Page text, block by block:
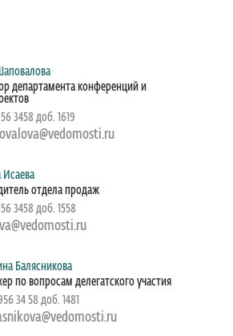
департамента конференций и
3458 доб. 1619
Исаева
отдела продаж
3458 доб. 1558
Балясникова
по вопросам делегатского участия
34 58 доб. 1481